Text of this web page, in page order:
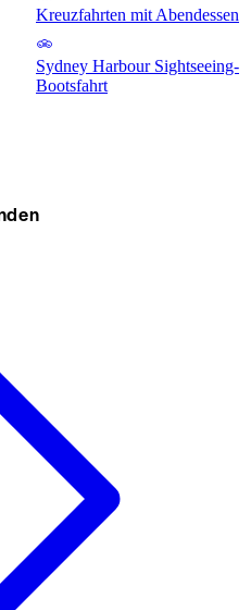
Kreuzfahrten mit Abendessen
Sydney Harbour Sightseeing-
Bootsfahrt